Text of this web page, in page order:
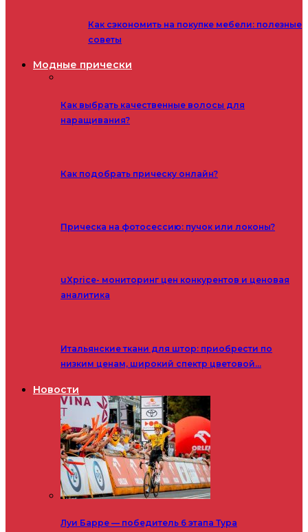
Как сэкономить на покупке мебели: полезные
советы
Модные прически
Как выбрать качественные волосы для
наращивания?
Как подобрать прическу онлайн?
Прическа на фотосессию: пучок или локоны?
uXprice- мониторинг цен конкурентов и ценовая
аналитика
Итальянские ткани для штор: приобрести по
низким ценам, широкий спектр цветовой…
Новости
Луи Барре — победитель 6 этапа Тура